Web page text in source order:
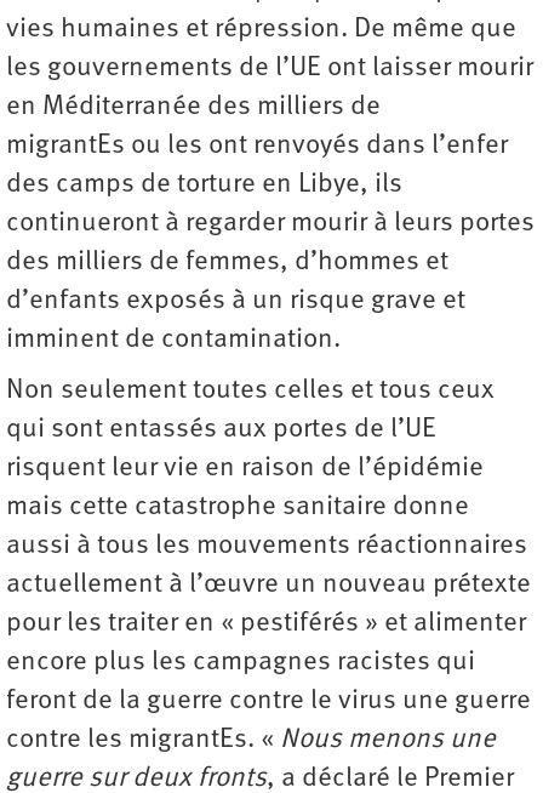
vies humaines et répression. De même que
les gouvernements de l’UE ont laisser mourir
en Méditerranée des milliers de
migrantEs ou les ont renvoyés dans l’enfer
des camps de torture en Libye, ils
continueront à regarder mourir à leurs portes
des milliers de femmes, d’hommes et
d’enfants exposés à un risque grave et
imminent de contamination.
Non seulement toutes celles et tous ceux
qui sont entassés aux portes de l’UE
risquent leur vie en raison de l’épidémie
mais cette catastrophe sanitaire donne
aussi à tous les mouvements réactionnaires
actuellement à l’œuvre un nouveau prétexte
pour les traiter en « pestiférés » et alimenter
encore plus les campagnes racistes qui
feront de la guerre contre le virus une guerre
contre les migrantEs. « Nous menons une
guerre sur deux fronts, a déclaré le Premier